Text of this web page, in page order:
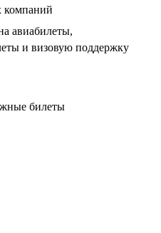
компаний
авиабилеты,
и визовую поддержку